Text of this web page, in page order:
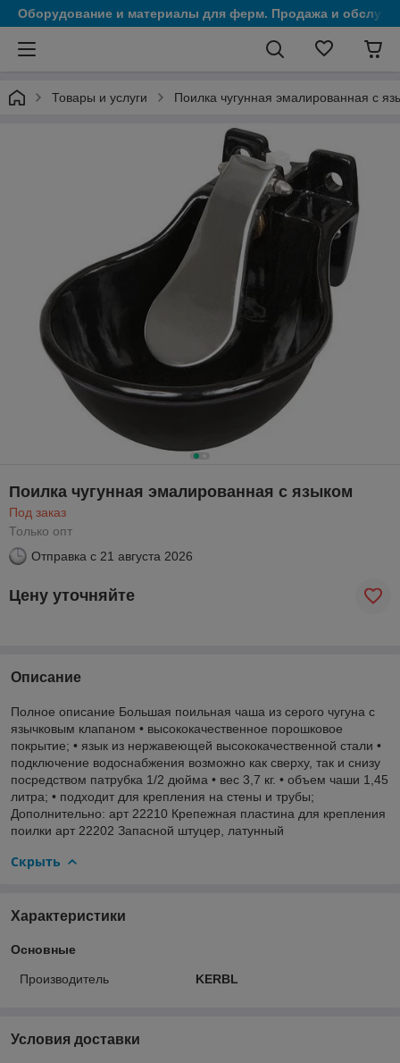
Оборудование и материалы для ферм. Продажа и
Товары и услуги Поилка чугунная эмалированная с
Поилка чугунная эмалированная с языком
Под заказ
Только опт
Отправка с 21 августа 2026
Цену уточняйте
Описание
Полное описание Большая поильная чаша из серого чугуна с
язычковым клапаном • высококачественное порошковое
покрытие; • язык из нержавеющей высококачественной стали •
подключение водоснабжения возможно как сверху, так и снизу
посредством патрубка 1/2 дюйма • вес 3,7 кг. • объем чаши 1,45
литра; • подходит для крепления на стены и трубы;
Дополнительно: арт 22210 Крепежная пластина для крепления
поилки арт 22202 Запасной штуцер, латунный
Скрыть
Характеристики
Основные
Производитель KERBL
Условия доставки